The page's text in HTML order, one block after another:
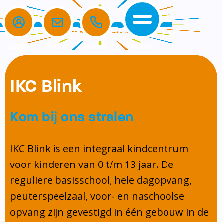
home
de school
missie en kernwaarden
schoolgids
beleid
schooltijden
kalender
de opvang
de opvang
openingstijden
voor ouders
voor ouders
aanmelden nieuwe leerling
ouderbetrokkenheid
ouderbijdrage
medezeggenschapsraad (MR)
klachtenregeling
Contact
Login Bellen
IKC Blink
Kom bij ons stralen
IKC Blink is een integraal kindcentrum
voor kinderen van 0 t/m 13 jaar. De
reguliere basisschool, hele dagopvang,
peuterspeelzaal, voor- en naschoolse
opvang zijn gevestigd in één gebouw in de